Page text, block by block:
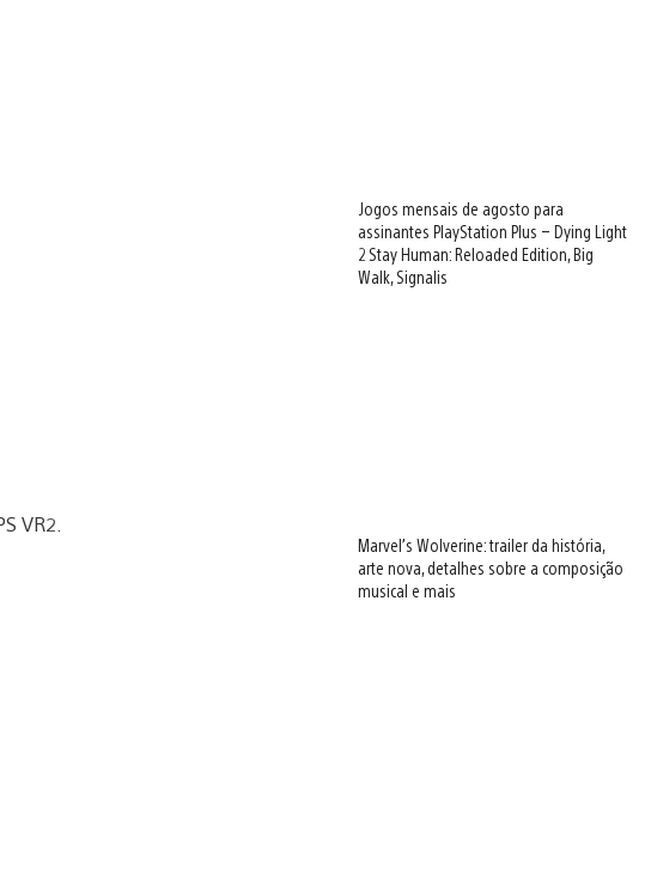
VR2.
Jogos mensais de agosto para
assinantes PlayStation Plus – Dying Light
2 Stay Human: Reloaded Edition, Big
Walk, Signalis
Marvel’s Wolverine: trailer da história,
arte nova, detalhes sobre a composição
musical e mais